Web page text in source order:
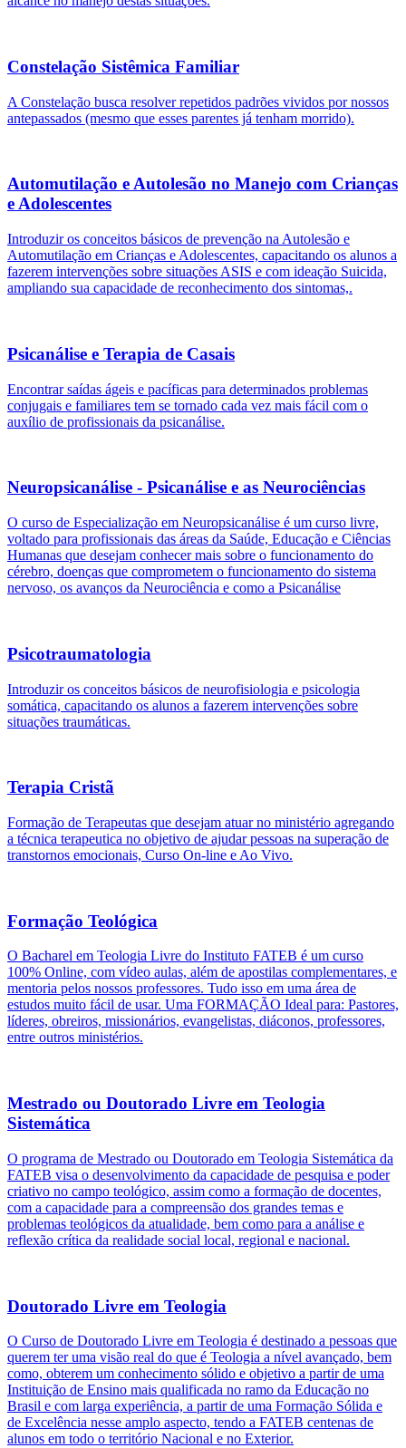
Constelação Sistêmica Familiar
A Constelação busca resolver repetidos padrões vividos por nossos
antepassados (mesmo que esses parentes já tenham morrido).
Automutilação e Autolesão no Manejo com Crianças
e Adolescentes
Introduzir os conceitos básicos de prevenção na Autolesão e
Automutilação em Crianças e Adolescentes, capacitando os alunos a
fazerem intervenções sobre situações ASIS e com ideação Suicida,
ampliando sua capacidade de reconhecimento dos sintomas,.
Psicanálise e Terapia de Casais
Encontrar saídas ágeis e pacíficas para determinados problemas
conjugais e familiares tem se tornado cada vez mais fácil com o
auxílio de profissionais da psicanálise.
Neuropsicanálise - Psicanálise e as Neurociências
O curso de Especialização em Neuropsicanálise é um curso livre,
voltado para profissionais das áreas da Saúde, Educação e Ciências
Humanas que desejam conhecer mais sobre o funcionamento do
cérebro, doenças que comprometem o funcionamento do sistema
nervoso, os avanços da Neurociência e como a Psicanálise
Psicotraumatologia
Introduzir os conceitos básicos de neurofisiologia e psicologia
somática, capacitando os alunos a fazerem intervenções sobre
situações traumáticas.
Terapia Cristã
Formação de Terapeutas que desejam atuar no ministério agregando
a técnica terapeutica no objetivo de ajudar pessoas na superação de
transtornos emocionais, Curso On-line e Ao Vivo.
Formação Teológica
O Bacharel em Teologia Livre do Instituto FATEB é um curso
100% Online, com vídeo aulas, além de apostilas complementares, e
mentoria pelos nossos professores. Tudo isso em uma área de
estudos muito fácil de usar. Uma FORMAÇÃO Ideal para: Pastores,
líderes, obreiros, missionários, evangelistas, diáconos, professores,
entre outros ministérios.
Mestrado ou Doutorado Livre em Teologia
Sistemática
O programa de Mestrado ou Doutorado em Teologia Sistemática da
FATEB visa o desenvolvimento da capacidade de pesquisa e poder
criativo no campo teológico, assim como a formação de docentes,
com a capacidade para a compreensão dos grandes temas e
problemas teológicos da atualidade, bem como para a análise e
reflexão crítica da realidade social local, regional e nacional.
Doutorado Livre em Teologia
O Curso de Doutorado Livre em Teologia é destinado a pessoas que
querem ter uma visão real do que é Teologia a nível avançado, bem
como, obterem um conhecimento sólido e objetivo a partir de uma
Instituição de Ensino mais qualificada no ramo da Educação no
Brasil e com larga experiência, a partir de uma Formação Sólida e
de Excelência nesse amplo aspecto, tendo a FATEB centenas de
alunos em todo o território Nacional e no Exterior.